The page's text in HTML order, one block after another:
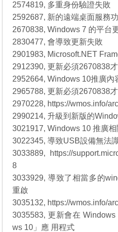
2574819, 多重身份驗證失敗
2592687, 新的遠端桌面服務
2670838, Windows 7 的平台
2830477, 會導致更新失敗
2901983, Microsoft.NET
2912390, 更新必須2670838
2952664, Windows 10推廣內
2965788, 更新必須2670838
2970228, https://wmos.info/
2990214, 升級到新版的
3021917, Windows 10 推廣相
3022345, 導致USB設備無法
3033889, https://
8
3033929, 導致了相當多的
重啟
3035132, https://wmos.info/
3035583, 更新會在
ws 10」應 用程式